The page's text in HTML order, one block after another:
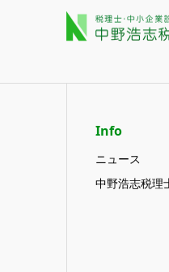
Info
ニュース
中野浩志税理